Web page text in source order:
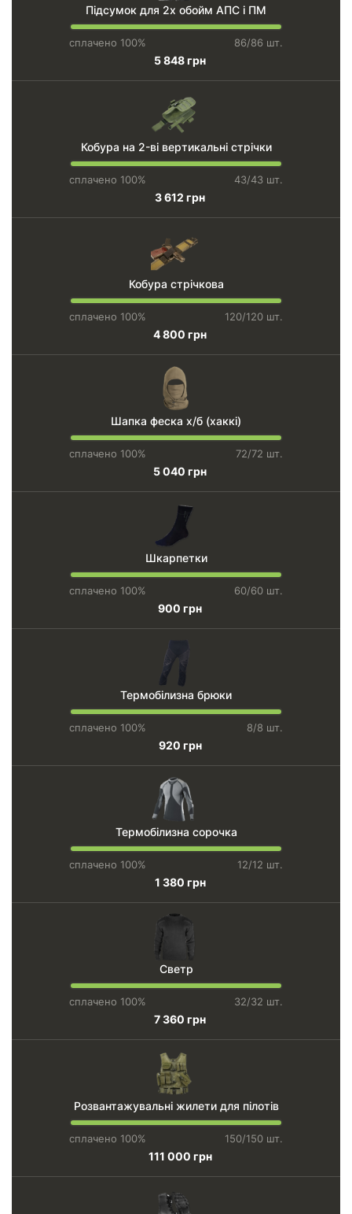
Підсумок для 2х обойм АПС і ПМ
сплачено 100% 86/86 шт.
5 848 грн
Кобура на 2-ві вертикальні стрічки
сплачено 100% 43/43 шт.
3 612 грн
Кобура стрічкова
сплачено 100% 120/120 шт.
4 800 грн
Шапка феска х/б (хаккі)
сплачено 100% 72/72 шт.
5 040 грн
Шкарпетки
сплачено 100% 60/60 шт.
900 грн
Термобілизна брюки
сплачено 100% 8/8 шт.
920 грн
Термобілизна сорочка
сплачено 100% 12/12 шт.
1 380 грн
Светр
сплачено 100% 32/32 шт.
7 360 грн
Розвантажувальні жилети для пілотів
сплачено 100% 150/150 шт.
111 000 грн